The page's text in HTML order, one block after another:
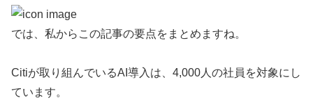
では、私からこの記事の要点をまとめますね。
Citiが取り組んでいるAI導入は、4,000人の社員を対象にし
ています。